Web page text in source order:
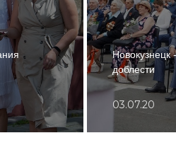
Новокузнецк
доблести
03.07.20